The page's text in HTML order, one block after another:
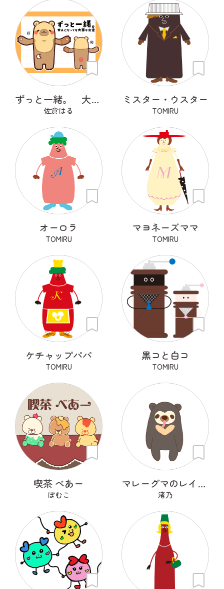
ずっと一緒。 大人になっても大事な友達
佐倉はる
ミスター・ウスター
TOMIRU
オーロラ
TOMIRU
マヨネーズママ
TOMIRU
ケチャップパパ
TOMIRU
黒コと白コ
TOMIRU
喫茶 べあー
ぽむこ
マレーグマのレインくん
渚乃